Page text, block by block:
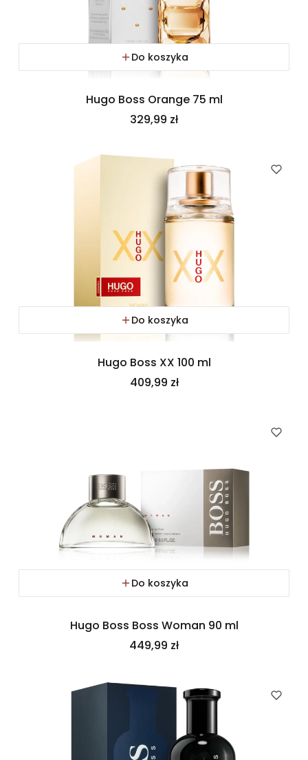
Do koszyka
Hugo Boss Orange 75 ml
Cena
329,99 zł
Do koszyka
Hugo Boss XX 100 ml
Cena
409,99 zł
Do koszyka
Hugo Boss Boss Woman 90 ml
Cena
449,99 zł